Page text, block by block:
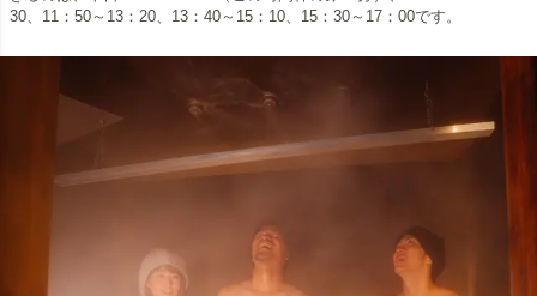
30、11：50～13：20、13：40～15：10、15：30～17：00です。